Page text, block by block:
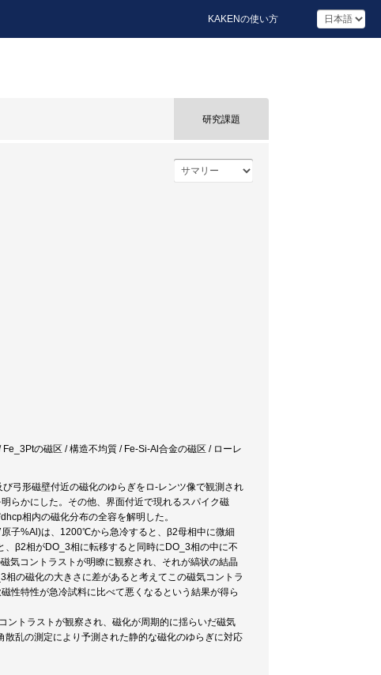
KAKENの使い方
研究課題
の磁区 / 構造不均質 / Fe-Si-Al合金の磁区 / ローレ
弓形磁壁付近の磁化のゆらぎをロ-レンツ像で観測され
らかにした。その他、界面付近で現れるスパイク磁
相内の磁化分布の全容を解明した。
子%Al)は、1200℃から急冷すると、β2母相中に微細
β2相がDO_3相に転移すると同時にDO_3相の中に不
気コントラストが明瞭に観察され、それが縞状の結晶
の磁化の大きさに差があると考えてこの磁気コントラ
性特性が急冷試料に比べて悪くなるという結果が得ら
ントラストが観察され、磁化が周期的に揺らいだ磁気
乱の測定により予測された静的な磁化のゆらぎに対応